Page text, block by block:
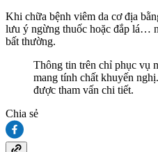
Khi chữa bệnh viêm da cơ địa
lưu ý ngừng thuốc hoặc đắp lá…
bất thường.
Thông tin trên chỉ phục vụ
mang tính chất khuyến
được tham vấn chi tiết.
Chia sẻ